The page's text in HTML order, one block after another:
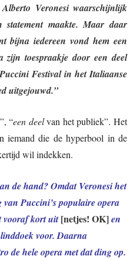
Veronesi waarschijnlijk
maakte. Maar daar
bijna iedereen vond hem een
toespraakje door een deel
Festival in het Italiaanse
uitgejouwd.”
“een deelvan het publiek”. Het
iemand die de hyperbool in de
wil indekken.
de hand? Omdat Veronesi het
van Puccini’s populaire opera
vooraf kort uit[netjes! OK]en
voor. Daarna
de hele opera met dat ding op.